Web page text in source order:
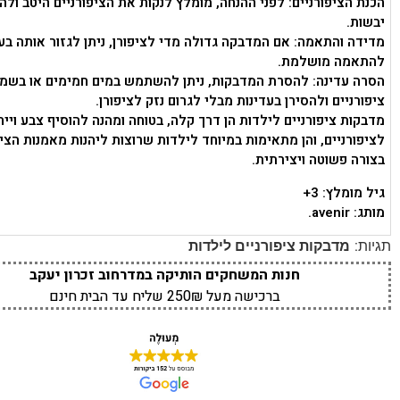
יבשות.
מדידה והתאמה: אם המדבקה גדולה מדי לציפורן, ניתן לגזור אותה
להתאמה מושלמת.
הסרה עדינה: להסרת המדבקות, ניתן להשתמש במים חמימים או
ציפורניים ולהסירן בעדינות מבלי לגרום נזק לציפורן.
מדבקות ציפורניים לילדות הן דרך קלה, בטוחה ומהנה להוסיף צבע
לציפורניים, והן מתאימות במיוחד לילדות שרוצות ליהנות מאמנות
בצורה פשוטה ויצירתית.
גיל מומלץ: 3+
מותג: avenir.
תגיות: מדבקות ציפורניים לילדות
חנות המשחקים הותיקה במדרחוב זכרון יעקב
ברכישה מעל 250₪ שליח עד הבית חינם